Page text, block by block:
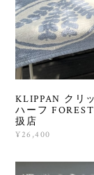
KLIPPAN クリ
ハーフ
扱店
¥26,400